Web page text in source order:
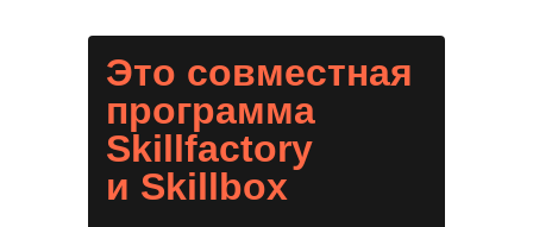
Это совместная
программа
Skillfactory
и Skillbox